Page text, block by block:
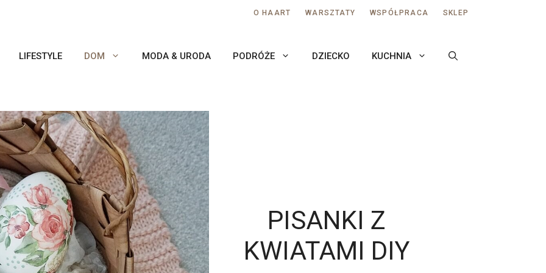
O HAART WARSZTATY WSPÓŁPRACA SKLEP
LIFESTYLE DOM MODA & URODA PODRÓŻE DZIECKO KUCHNIA
PISANKI Z
KWIATAMI DIY